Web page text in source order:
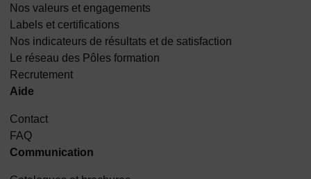
Nos valeurs et engagements
Labels et certifications
Nos indicateurs de résultats et de satisfaction
Le réseau des Pôles formation
Recrutement
Aide
Contact
FAQ
Communication